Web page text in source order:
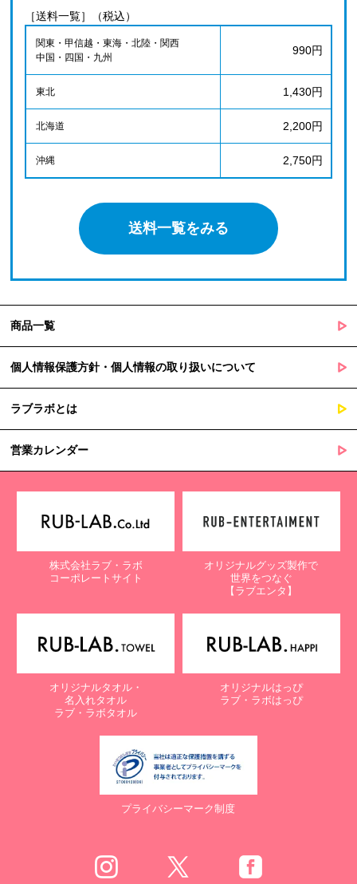
［送料一覧］（税込）
関東・甲信越・東海・北陸・関西
中国・四国・九州
990円
東北 1,430円
北海道 2,200円
沖縄 2,750円
送料一覧をみる
商品一覧
個人情報保護方針・個人情報の取り扱いについて
ラブラボとは
営業カレンダー
株式会社ラブ・ラボ
コーポレートサイト
オリジナルグッズ製作で
世界をつなぐ
【ラブエンタ】
オリジナルタオル・
名入れタオル
ラブ・ラボタオル
オリジナルはっぴ
ラブ・ラボはっぴ
プライバシーマーク制度